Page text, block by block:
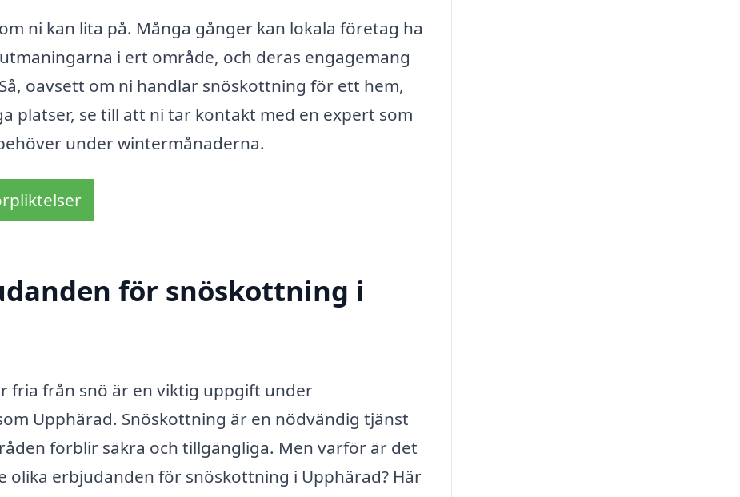
ni kan lita på. Många gånger kan lokala företag ha
i ert område, och deras engagemang
oavsett om ni handlar snöskottning för ett hem,
platser, se till att ni tar kontakt med en expert som
under wintermånaderna.
för snöskottning i
fria från snö är en viktig uppgift under
Upphärad. Snöskottning är en nödvändig tjänst
förblir säkra och tillgängliga. Men varför är det
erbjudanden för snöskottning i Upphärad? Här